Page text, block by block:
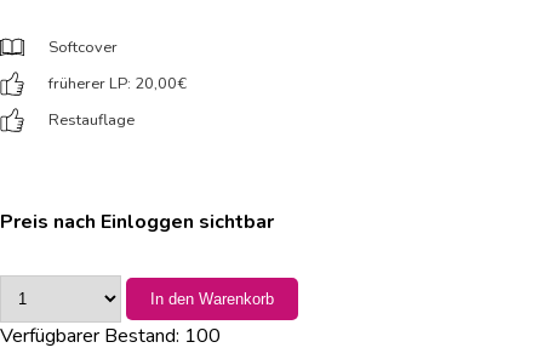
Softcover
früherer LP: 20,00€
Restauflage
Preis nach Einloggen sichtbar
In den Warenkorb
Verfügbarer Bestand: 100